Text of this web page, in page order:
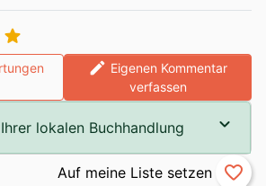

edit Eigenen Kommentar
verfassen
lokalen Buchhandlung
favorite_border